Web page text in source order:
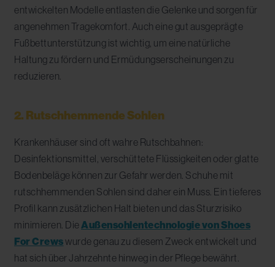
entwickelten Modelle entlasten die Gelenke und sorgen für
angenehmen Tragekomfort. Auch eine gut ausgeprägte
Fußbettunterstützung ist wichtig, um eine natürliche
Haltung zu fördern und Ermüdungserscheinungen zu
reduzieren.
2. Rutschhemmende Sohlen
Krankenhäuser sind oft wahre Rutschbahnen:
Desinfektionsmittel, verschüttete Flüssigkeiten oder glatte
Bodenbeläge können zur Gefahr werden. Schuhe mit
rutschhemmenden Sohlen sind daher ein Muss. Ein tieferes
Profil kann zusätzlichen Halt bieten und das Sturzrisiko
minimieren. DieAußensohlentechnologie von Shoes
For Crewswurde genau zu diesem Zweck entwickelt und
hat sich über Jahrzehnte hinweg in der Pflege bewährt.